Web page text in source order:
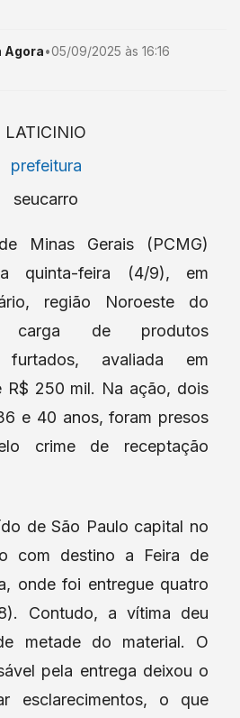
Agora•05/09/2025 às 16:16
Minas Gerais (PCMG)
quinta-feira (4/9), em
região Noroeste do
carga de produtos
furtados, avaliada em
R$ 250 mil. Na ação, dois
e 40 anos, foram presos
crime de receptação
de São Paulo capital no
com destino a Feira de
onde foi entregue quatro
Contudo, a vítima deu
metade do material. O
pela entrega deixou o
esclarecimentos, o que